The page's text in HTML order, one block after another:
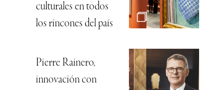
culturales en todos
los rincones del país
Pierre Rainero,
innovación con